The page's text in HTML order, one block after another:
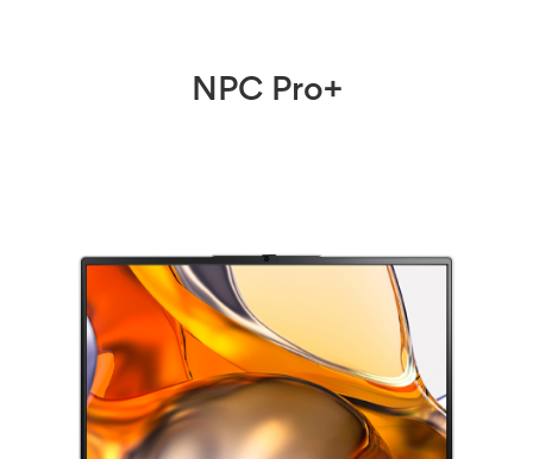
NPC Pro+